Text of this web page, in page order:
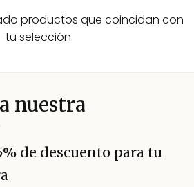
productos que coincidan con
tu selección.
nuestra
de descuento para tu